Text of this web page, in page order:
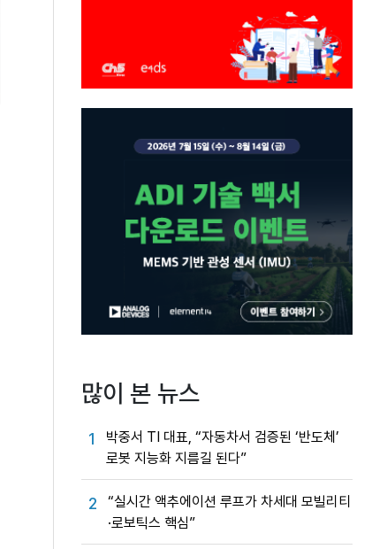
많이 본 뉴스
1
박중서 TI 대표, “자동차서 검증된 ‘반도체’
로봇 지능화 지름길 된다”
2
“실시간 액추에이션 루프가 차세대 모빌리티
·로보틱스 핵심”